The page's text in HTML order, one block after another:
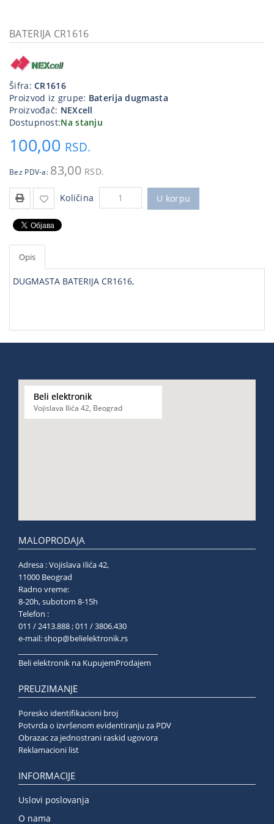
priključci
Kućna
tehnika
Poslovna
oprema,računari
Strujni
program
BATERIJA CR1616
Šifra:CR1616
Proizvod iz grupe: Baterija dugmasta
Proizvođač: NEXcell
Dostupnost:Na stanju
100,00 RSD.
Bez PDV-a: 83,00 RSD.
Količina U korpu
Opis
DUGMASTA BATERIJA CR1616,
Beli elektronik
Vojislava Ilića 42, Beograd
MALOPRODAJA
Adresa : Vojislava Ilića 42,
11000 Beograd
Radno vreme:
8-20h, subotom 8-15h
Telefon :
011 / 2413.888 ; 011 / 3806.430
e-mail:shop@belielektronik.rs
Beli elektronik na KupujemProdajem
PREUZIMANJE
Poresko identifikacioni broj
Potvrda o izvršenom evidentiranju za PDV
Obrazac za jednostrani raskid ugovora
Reklamacioni list
INFORMACIJE
Uslovi poslovanja
O nama